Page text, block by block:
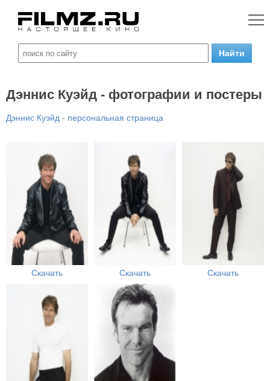
Дэннис Куэйд - фотографии и постеры
Дэннис Куэйд - персональная страница
Скачать Скачать Скачать